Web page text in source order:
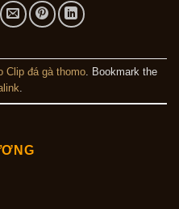
Clip đá gà thomo. Bookmark the